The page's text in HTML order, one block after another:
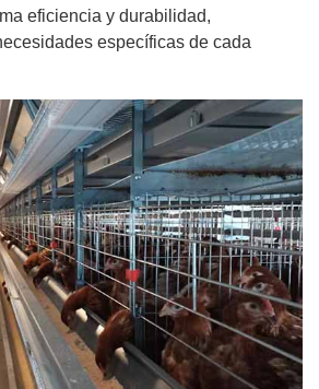
eficiencia y durabilidad,
específicas de cada